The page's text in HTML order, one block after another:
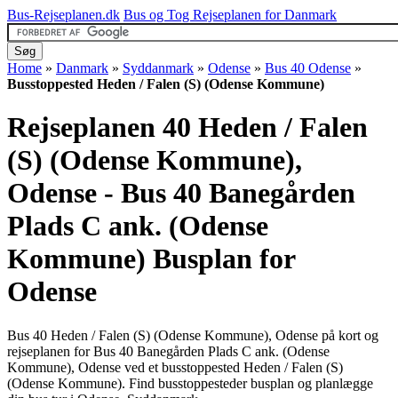
Bus-Rejseplanen.dk Bus og Tog Rejseplanen for Danmark
Home » Danmark » Syddanmark » Odense » Bus 40 Odense »
Busstoppested Heden / Falen (S) (Odense Kommune)
Rejseplanen 40 Heden / Falen
(S) (Odense Kommune),
Odense - Bus 40 Banegården
Plads C ank. (Odense
Kommune) Busplan for
Odense
Bus 40 Heden / Falen (S) (Odense Kommune), Odense på kort og
rejseplanen for Bus 40 Banegården Plads C ank. (Odense
Kommune), Odense ved et busstoppested Heden / Falen (S)
(Odense Kommune). Find busstoppesteder busplan og planlægge